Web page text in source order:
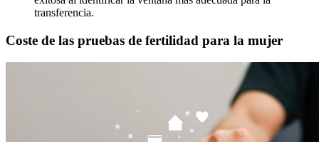
transferencia.
Coste de las pruebas de fertilidad para la mujer